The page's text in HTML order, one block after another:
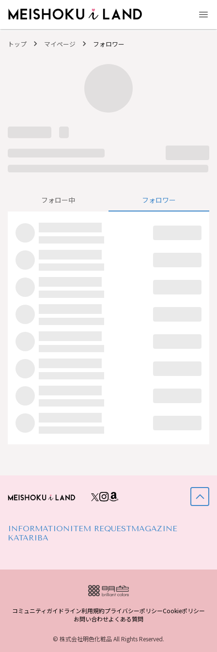
トップ マイページ フォロワー
フォロー中 フォロワー
INFORMATION ITEM REQUESTMAGAZINE
KATARIBA
コミュニティガイドライン利用規約プライバシーポリシーCookieポリシー
お問い合わせよくある質問
© 株式会社明色化粧品 All Rights Reserved.